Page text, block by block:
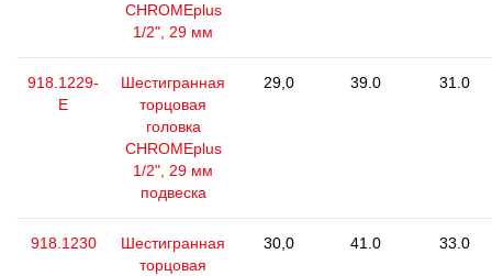
CHROMEplus
1/2", 29 мм
918.1229-
E
Шестигранная
торцовая
головка
CHROMEplus
1/2", 29 мм
подвеска
29,0 39.0 31.0
918.1230
Шестигранная
торцовая
30,0 41.0 33.0